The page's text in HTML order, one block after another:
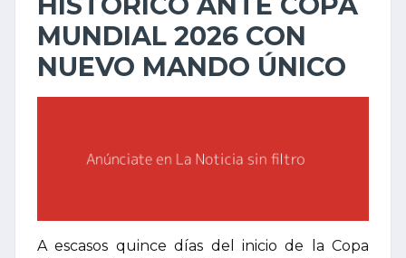
MUNDIAL 2026 CON
NUEVO MANDO ÚNICO
A escasos quince días del inicio de la Copa